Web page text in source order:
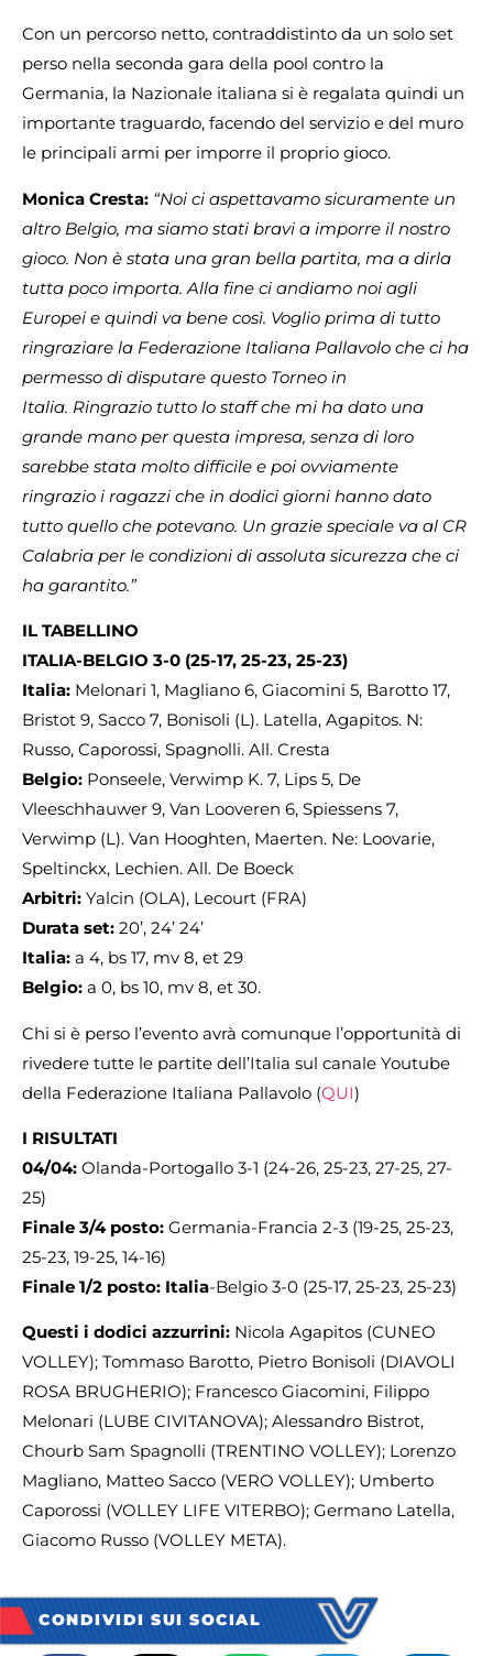
Con un percorso netto, contraddistinto da un solo set
perso nella seconda gara della pool contro la
Germania, la Nazionale italiana si è regalata quindi un
importante traguardo, facendo del servizio e del muro
le principali armi per imporre il proprio gioco.
Monica Cresta: “Noi ci aspettavamo sicuramente un
altro Belgio, ma siamo stati bravi a imporre il nostro
gioco. Non è stata una gran bella partita, ma a dirla
tutta poco importa. Alla fine ci andiamo noi agli
Europei e quindi va bene così. Voglio prima di tutto
ringraziare la Federazione Italiana Pallavolo che ci ha
permesso di disputare questo Torneo in
Italia. Ringrazio tutto lo staff che mi ha dato una
grande mano per questa impresa, senza di loro
sarebbe stata molto difficile e poi ovviamente
ringrazio i ragazzi che in dodici giorni hanno dato
tutto quello che potevano. Un grazie speciale va al CR
Calabria per le condizioni di assoluta sicurezza che ci
ha garantito.”
IL TABELLINO
ITALIA-BELGIO 3-0 (25-17, 25-23, 25-23)
Italia: Melonari 1, Magliano 6, Giacomini 5, Barotto 17,
Bristot 9, Sacco 7, Bonisoli (L). Latella, Agapitos. N:
Russo, Caporossi, Spagnolli. All. Cresta
Belgio: Ponseele, Verwimp K. 7, Lips 5, De
Vleeschhauwer 9, Van Looveren 6, Spiessens 7,
Verwimp (L). Van Hooghten, Maerten. Ne: Loovarie,
Speltinckx, Lechien. All. De Boeck
Arbitri: Yalcin (OLA), Lecourt (FRA)
Durata set: 20’, 24’ 24’
Italia: a 4, bs 17, mv 8, et 29
Belgio: a 0, bs 10, mv 8, et 30.
Chi si è perso l’evento avrà comunque l’opportunità di
rivedere tutte le partite dell’Italia sul canale Youtube
della Federazione Italiana Pallavolo (QUI)
I RISULTATI
04/04: Olanda-Portogallo 3-1 (24-26, 25-23, 27-25, 27-
25)
Finale 3/4 posto: Germania-Francia 2-3 (19-25, 25-23,
25-23, 19-25, 14-16)
Finale 1/2 posto: Italia-Belgio 3-0 (25-17, 25-23, 25-23)
Questi i dodici azzurrini: Nicola Agapitos (CUNEO
VOLLEY); Tommaso Barotto, Pietro Bonisoli (DIAVOLI
ROSA BRUGHERIO); Francesco Giacomini, Filippo
Melonari (LUBE CIVITANOVA); Alessandro Bistrot,
Chourb Sam Spagnolli (TRENTINO VOLLEY); Lorenzo
Magliano, Matteo Sacco (VERO VOLLEY); Umberto
Caporossi (VOLLEY LIFE VITERBO); Germano Latella,
Giacomo Russo (VOLLEY META).
CONDIVIDI SUI SOCIAL